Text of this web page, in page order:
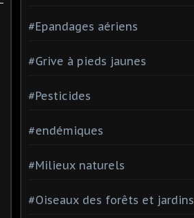
#Epandages aériens
#Grive à pieds jaunes
#Pesticides
#endémiques
#Milieux naturels
#Oiseaux des forêts et jardins